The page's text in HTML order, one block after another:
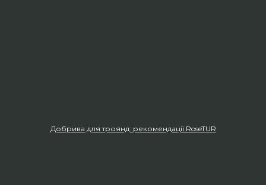
Добрива для троянд: рекомендації RoseTUR